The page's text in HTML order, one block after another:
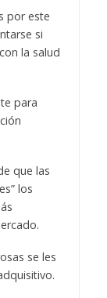
por este
si
la salud
para
que las
los
se les